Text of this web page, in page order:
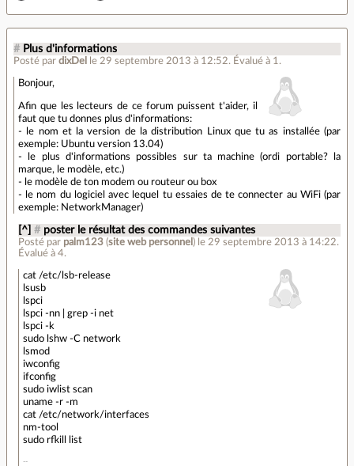
# Plus d'informations
Posté par dixDel le 29 septembre 2013 à 12:52. Évalué à 1.
Bonjour,
Afin que les lecteurs de ce forum puissent t'aider, il
faut que tu donnes plus d'informations:
- le nom et la version de la distribution Linux que tu as installée (par
exemple: Ubuntu version 13.04)
- le plus d'informations possibles sur ta machine (ordi portable? la
marque, le modèle, etc.)
- le modèle de ton modem ou routeur ou box
- le nom du logiciel avec lequel tu essaies de te connecter au WiFi (par
exemple: NetworkManager)
[^] # poster le résultat des commandes suivantes
Posté par palm123 (site web personnel ) le 29 septembre 2013 à 14:22.
Évalué à4.
cat /etc/lsb-release
lsusb
lspci
lspci -nn | grep -i net
lspci -k
sudo lshw -C network
lsmod
iwconfig
ifconfig
sudo iwlist scan
uname -r -m
cat /etc/network/interfaces
nm-tool
sudo rfkill list